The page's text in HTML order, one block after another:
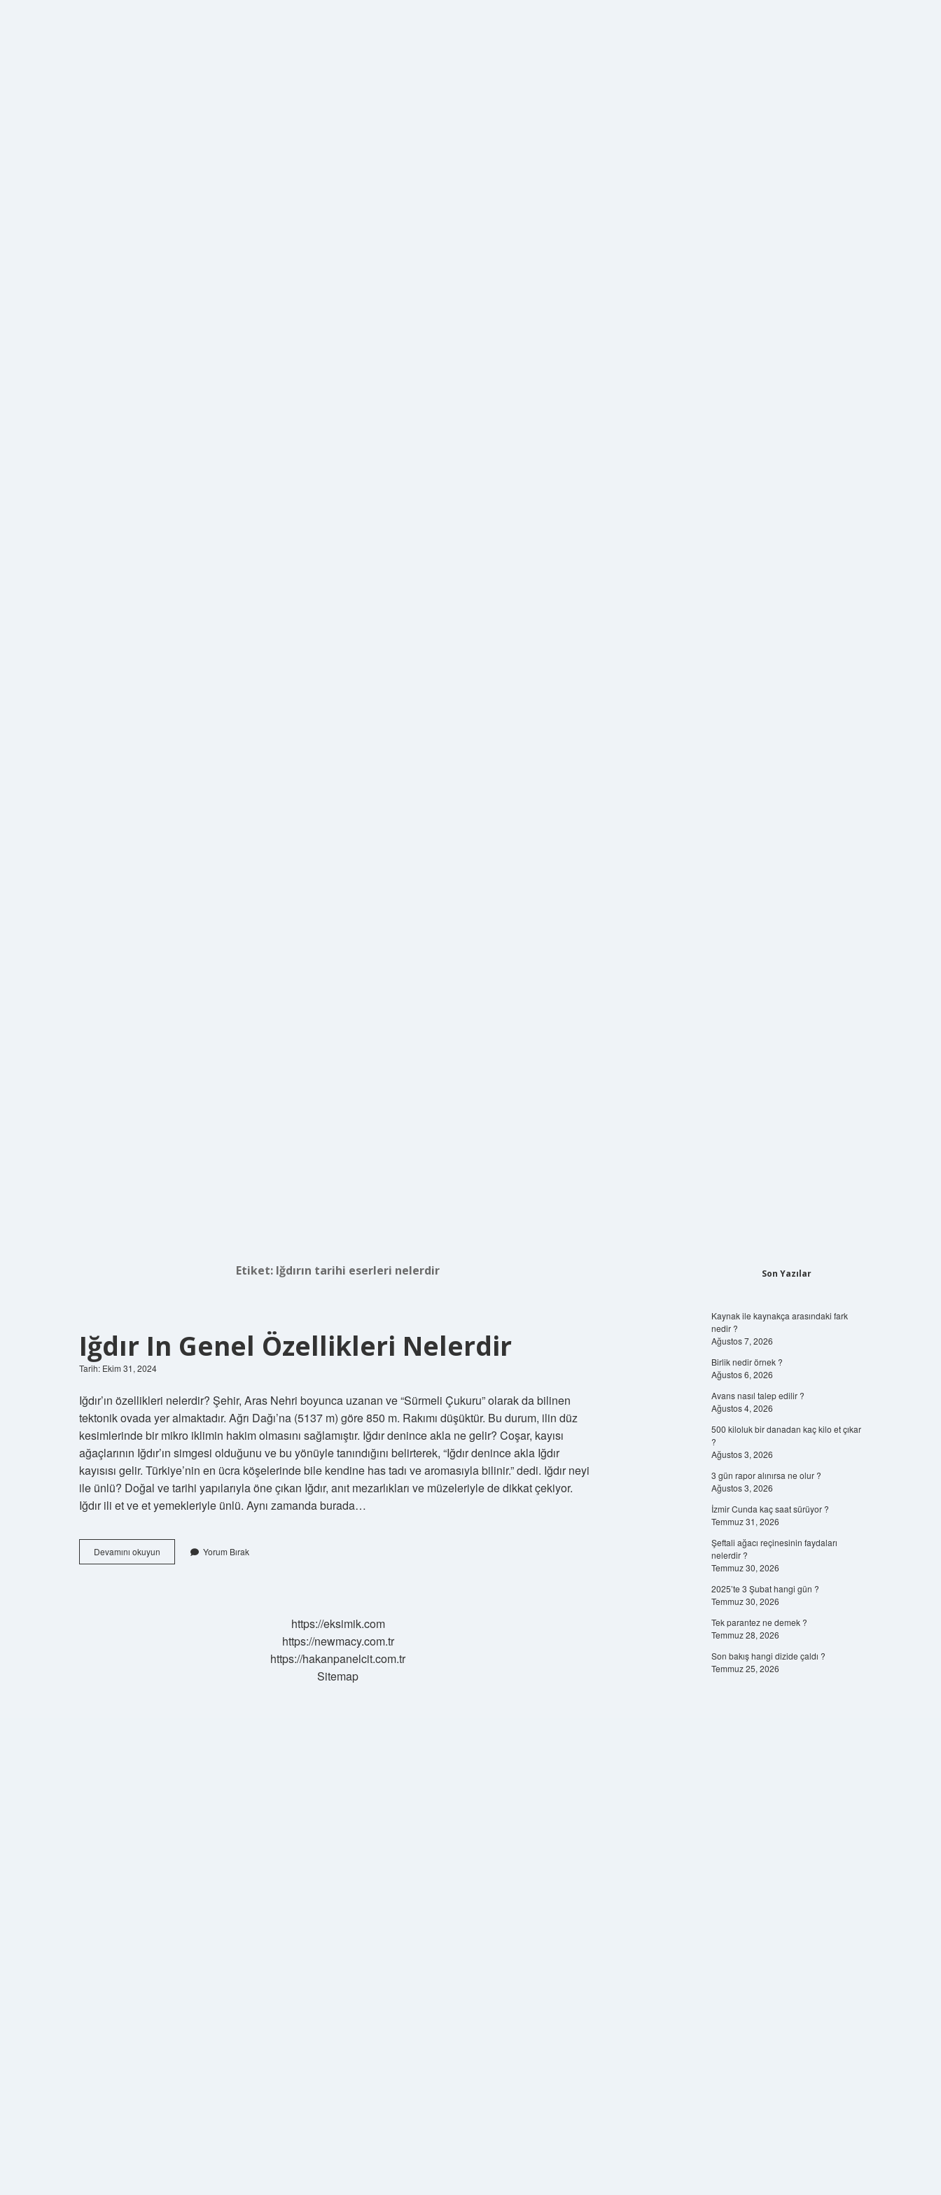
Etiket: Iğdırın tarihi eserleri nelerdir
Iğdır In Genel Özellikleri Nelerdir
Tarih: Ekim 31, 2024
Iğdır’ın özellikleri nelerdir? Şehir, Aras Nehri boyunca uzanan ve “Sürmeli Çukuru” olarak da bilinen
tektonik ovada yer almaktadır. Ağrı Dağı’na (5137 m) göre 850 m. Rakımı düşüktür. Bu durum, ilin düz
kesimlerinde bir mikro iklimin hakim olmasını sağlamıştır. Iğdır denince akla ne gelir? Coşar, kayısı
ağaçlarının Iğdır’ın simgesi olduğunu ve bu yönüyle tanındığını belirterek, “Iğdır denince akla Iğdır
kayısısı gelir. Türkiye’nin en ücra köşelerinde bile kendine has tadı ve aromasıyla bilinir.” dedi. Iğdır neyi
ile ünlü? Doğal ve tarihi yapılarıyla öne çıkan Iğdır, anıt mezarlıkları ve müzeleriyle de dikkat çekiyor.
Iğdır ili et ve et yemekleriyle ünlü. Aynı zamanda burada…
Devamını okuyun
In
Yorum Bırak
https://eksimik.com
https://newmacy.com.tr
https://hakanpanelcit.com.tr
Sitemap
Son Yazılar
Kaynak ile kaynakça arasındaki fark
nedir ?
Ağustos 7, 2026
Birlik nedir örnek ?
Ağustos 6, 2026
Avans nasıl talep edilir ?
Ağustos 4, 2026
500 kiloluk bir danadan kaç kilo et çıkar
?
Ağustos 3, 2026
3 gün rapor alınırsa ne olur ?
Ağustos 3, 2026
İzmir Cunda kaç saat sürüyor ?
Temmuz 31, 2026
Şeftali ağacı reçinesinin faydaları
nelerdir ?
Temmuz 30, 2026
2025’te 3 Şubat hangi gün ?
Temmuz 30, 2026
Tek parantez ne demek ?
Temmuz 28, 2026
Son bakış hangi dizide çaldı ?
Temmuz 25, 2026